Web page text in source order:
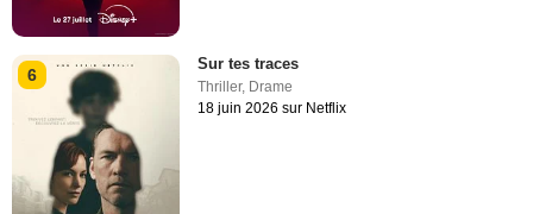
6
Sur tes traces
Thriller, Drame
18 juin 2026 sur Netflix